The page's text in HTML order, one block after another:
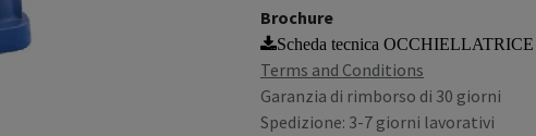
Brochure
Scheda tecnica
Terms and Conditions
Garanzia di rimborso di 30 giorni
Spedizione: 3-7 giorni lavorativi